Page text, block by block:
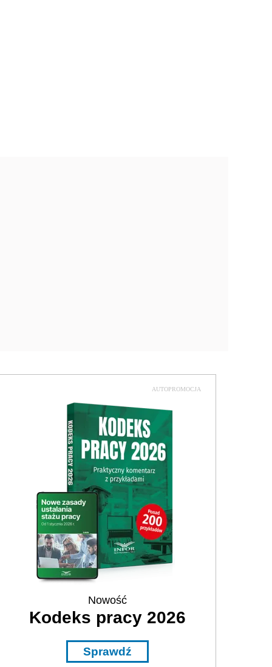
AUTOPROMOCJA
Nowość
Kodeks pracy 2026
Sprawdź